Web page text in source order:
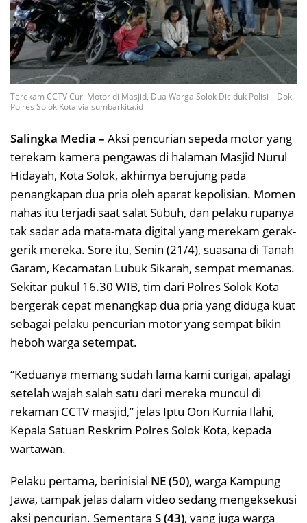
Terekam CCTV Curi Motor di Masjid, Dua Warga Solok Diciduk Polisi – Dok.
Polres Solok Kota via sumbarkita.id
Salingka Media – Aksi pencurian sepeda motor yang
terekam kamera pengawas di halaman Masjid Nurul
Hidayah, Kota Solok, akhirnya berujung pada
penangkapan dua pria oleh aparat kepolisian. Momen
nahas itu terjadi saat salat Subuh, dan pelaku rupanya
tak sadar ada mata-mata digital yang merekam gerak-
gerik mereka. Sore itu, Senin (21/4), suasana di Tanah
Garam, Kecamatan Lubuk Sikarah, sempat memanas.
Sekitar pukul 16.30 WIB, tim dari Polres Solok Kota
bergerak cepat menangkap dua pria yang diduga kuat
sebagai pelaku pencurian motor yang sempat bikin
heboh warga setempat.
“Keduanya memang sudah lama kami curigai, apalagi
setelah wajah salah satu dari mereka muncul di
rekaman CCTV masjid,” jelas Iptu Oon Kurnia Ilahi,
Kepala Satuan Reskrim Polres Solok Kota, kepada
wartawan.
Pelaku pertama, berinisial NE (50), warga Kampung
Jawa, tampak jelas dalam video sedang mengeksekusi
aksi pencurian. Sementara S (43), yang juga warga